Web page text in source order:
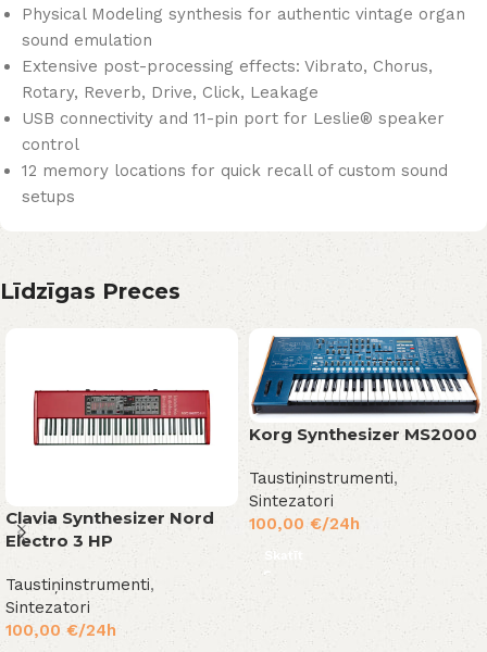
Physical Modeling synthesis for authentic vintage organ
sound emulation
Extensive post-processing effects: Vibrato, Chorus,
Rotary, Reverb, Drive, Click, Leakage
USB connectivity and 11-pin port for Leslie® speaker
control
12 memory locations for quick recall of custom sound
setups
Līdzīgas Preces
Clavia Synthesizer Nord
Electro 3 HP
Taustiņinstrumenti,
Sintezatori
100,00 €/24h
Korg Synthesizer MS2000
Taustiņinstrumenti,
Sintezatori
100,00 €/24h
Skatīt